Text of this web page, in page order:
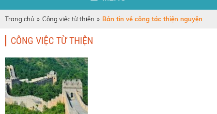
Trang chủ » Công việc từ thiện » Bản tin về công tác thiện nguyện
CÔNG VIỆC TỪ THIỆN